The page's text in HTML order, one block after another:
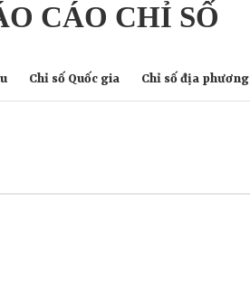
CÁO CHỈ SỐ
Chỉ số Quốc gia Chỉ số địa phương